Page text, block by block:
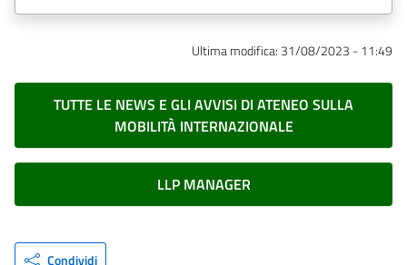
Ultima modifica: 31/08/2023 - 11:49
TUTTE LE NEWS E GLI AVVISI DI ATENEO SULLA
MOBILITÀ INTERNAZIONALE
LLP MANAGER
Condividi